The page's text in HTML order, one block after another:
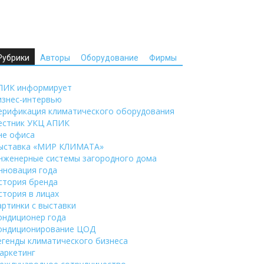
Авторы Оборудование Фирмы
информирует
интервью
климатического оборудования
УКЦ АПИК
офиса
«МИР КЛИМАТА»
системы загородного дома
года
бренда
в лицах
с выставки
года
ЦОД
климатического бизнеса